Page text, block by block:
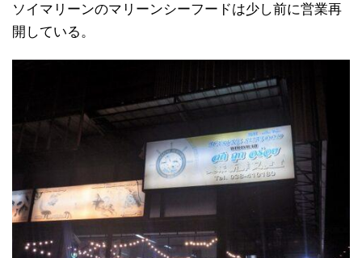
ソイマリーンのマリーンシーフードは少し前に営業再
開している。